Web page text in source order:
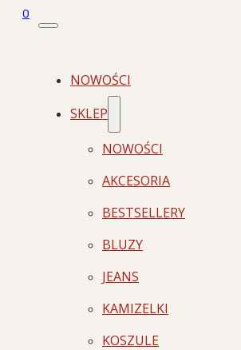
0
NOWOŚCI
SKLEP
NOWOŚCI
AKCESORIA
BESTSELLERY
BLUZY
JEANS
KAMIZELKI
KOSZULE